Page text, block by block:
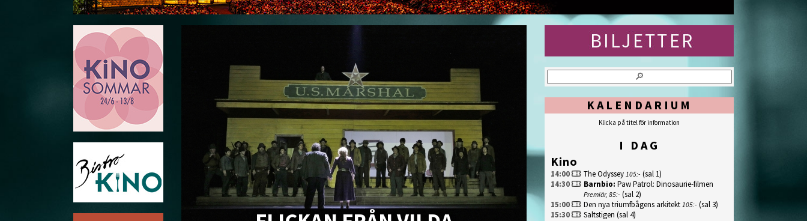
KALENDARIUM
Klicka på titel för information
I DAG
Kino
14:00 The Odyssey 105:- (sal 1)
14:30
Barnbio: Paw Patrol: Dinosaurie-filmen
Premiär, 85:- (sal 2)
15:00
Den nya triumfbågens arkitekt 105:- (sal 3)
15:30
Saltstigen (sal 4)